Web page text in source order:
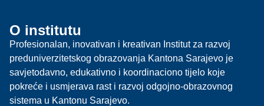
O institutu
Profesionalan, inovativan i kreativan Institut za razvoj
preduniverzitetskog obrazovanja Kantona Sarajevo je
savjetodavno, edukativno i koordinaciono tijelo koje
pokreće i usmjerava rast i razvoj odgojno-obrazovnog
sistema u Kantonu Sarajevo.